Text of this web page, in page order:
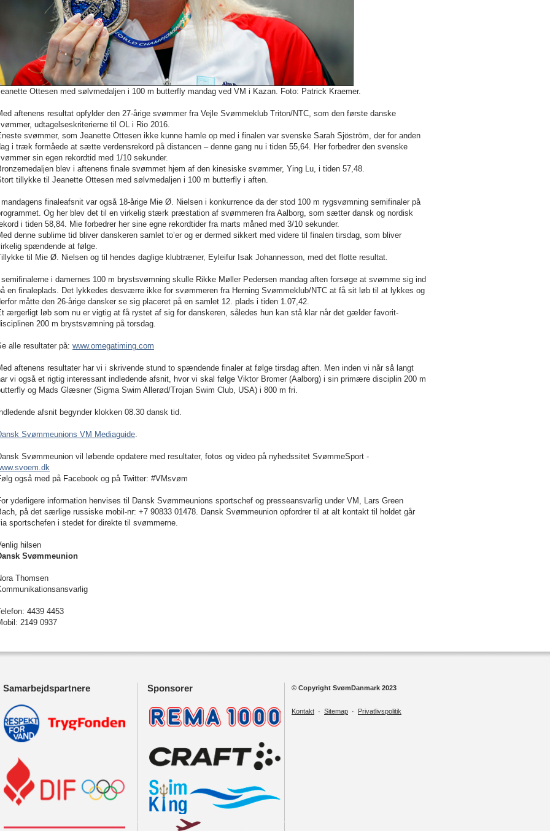
Ottesen med sølvmedaljen i 100 m butterfly mandag ved VM i Kazan. Foto: Patrick Kraemer.
aftenens resultat opfylder den 27-årige svømmer fra Vejle Svømmeklub Triton/NTC, som den første danske
udtagelseskriterierne til OL i Rio 2016.
svømmer, som Jeanette Ottesen ikke kunne hamle op med i finalen var svenske Sarah Sjöström, der for anden
i træk formåede at sætte verdensrekord på distancen – denne gang nu i tiden 55,64. Her forbedrer den svenske
sin egen rekordtid med 1/10 sekunder.
blev i aftenens finale svømmet hjem af den kinesiske svømmer, Ying Lu, i tiden 57,48.
tillykke til Jeanette Ottesen med sølvmedaljen i 100 m butterfly i aften.
I mandagens finaleafsnit var også 18-årige Mie Ø. Nielsen i konkurrence da der stod 100 m rygsvømning semifinaler på
Og her blev det til en virkelig stærk præstation af svømmeren fra Aalborg, som sætter dansk og nordisk
i tiden 58,84. Mie forbedrer her sine egne rekordtider fra marts måned med 3/10 sekunder.
denne sublime tid bliver danskeren samlet to’er og er dermed sikkert med videre til finalen tirsdag, som bliver
spændende at følge.
til Mie Ø. Nielsen og til hendes daglige klubtræner, Eyleifur Isak Johannesson, med det flotte resultat.
I semifinalerne i damernes 100 m brystsvømning skulle Rikke Møller Pedersen mandag aften forsøge at svømme sig ind
en finaleplads. Det lykkedes desværre ikke for svømmeren fra Herning Svømmeklub/NTC at få sit løb til at lykkes og
måtte den 26-årige dansker se sig placeret på en samlet 12. plads i tiden 1.07,42.
ærgerligt løb som nu er vigtig at få rystet af sig for danskeren, således hun kan stå klar når det gælder favorit-
200 m brystsvømning på torsdag.
alle resultater på: www.omegatiming.com
aftenens resultater har vi i skrivende stund to spændende finaler at følge tirsdag aften. Men inden vi når så langt
vi også et rigtig interessant indledende afsnit, hvor vi skal følge Viktor Bromer (Aalborg) i sin primære disciplin 200 m
og Mads Glæsner (Sigma Swim Allerød/Trojan Swim Club, USA) i 800 m fri.
afsnit begynder klokken 08.30 dansk tid.
Svømmeunions VM Mediaguide.
Svømmeunion vil løbende opdatere med resultater, fotos og video på nyhedssitet SvømmeSport -
også med på Facebook og på Twitter: #VMsvøm
yderligere information henvises til Dansk Svømmeunions sportschef og presseansvarlig under VM, Lars Green
på det særlige russiske mobil-nr: +7 90833 01478. Dansk Svømmeunion opfordrer til at alt kontakt til holdet går
sportschefen i stedet for direkte til svømmerne.
hilsen
Svømmeunion
Thomsen
4439 4453
2149 0937
Samarbejdspartnere Sponsorer © Copyright SvømDanmark 2023
Kontakt · Sitemap · Privatlivspolitik